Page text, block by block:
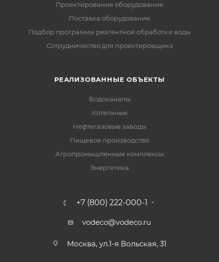
Проектирование оборудования
Поставка оборудования
Подбор программы реагентной обработки воды
Сотрудничество для проектировщика
РЕАЛИЗОВАННЫЕ ОБЪЕКТЫ
Водоканалы
Котельные
Нефтегазовые заводы
Пищевое производство
Агропромышленные комплексы
Энергетика
+7 (800) 222-000-1
vodeco@vodeco.ru
Москва, ул.1-я Вольская, 31